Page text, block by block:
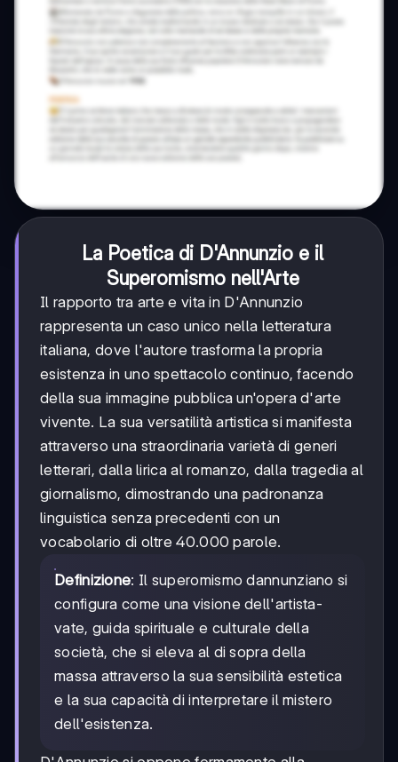
La Poetica di D'Annunzio e il
Superomismo nell'Arte
Il rapporto tra arte e vita in D'Annunzio
rappresenta un caso unico nella letteratura
italiana, dove l'autore trasforma la propria
esistenza in uno spettacolo continuo, facendo
della sua immagine pubblica un'opera d'arte
vivente. La sua versatilità artistica si manifesta
attraverso una straordinaria varietà di generi
letterari, dalla lirica al romanzo, dalla tragedia al
giornalismo, dimostrando una padronanza
linguistica senza precedenti con un
vocabolario di oltre 40.000 parole.
Definizione: Il superomismo dannunziano si
configura come una visione dell'artista-
vate, guida spirituale e culturale della
società, che si eleva al di sopra della
massa attraverso la sua sensibilità estetica
e la sua capacità di interpretare il mistero
dell'esistenza.